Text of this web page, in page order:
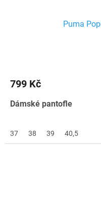
Puma
799 Kč
Dámské pantofle
37 38 39 40,5